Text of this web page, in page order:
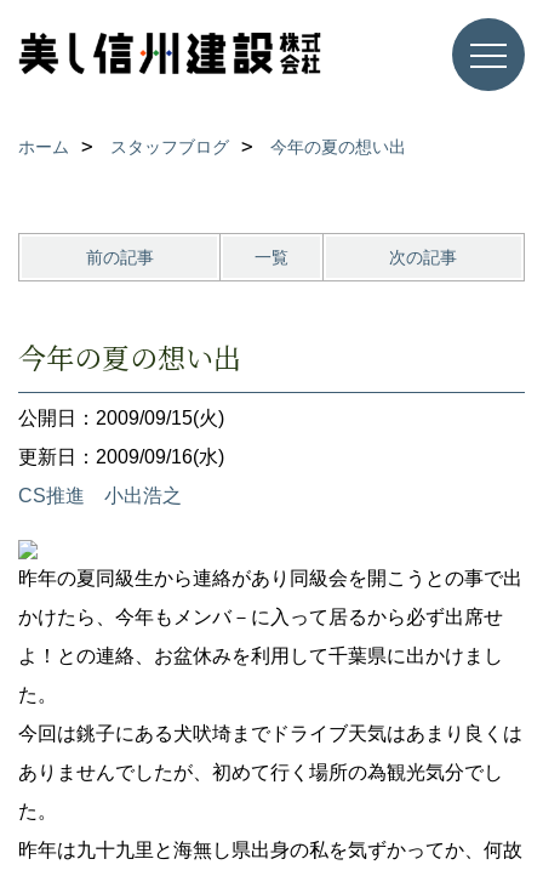
ホーム スタッフブログ 今年の夏の想い出
前の記事 一覧 次の記事
今年の夏の想い出
公開日：2009/09/15(火)
更新日：2009/09/16(水)
CS推進 小出浩之
昨年の夏同級生から連絡があり同級会を開こうとの事で出
かけたら、今年もメンバ－に入って居るから必ず出席せ
よ！との連絡、お盆休みを利用して千葉県に出かけまし
た。
今回は銚子にある犬吠埼までドライブ天気はあまり良くは
ありませんでしたが、初めて行く場所の為観光気分でし
た。
昨年は九十九里と海無し県出身の私を気ずかってか、何故